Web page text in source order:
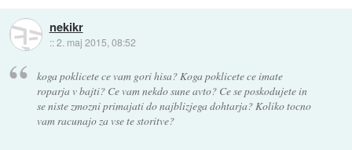
nekikr
::2. maj 2015, 08:52
koga poklicete ce vam gori hisa? Koga poklicete ce imate
roparja v bajti? Ce vam nekdo sune avto? Ce se poskodujete in
se niste zmozni primajati do najblizjega dohtarja? Koliko tocno
vam racunajo za vse te storitve?